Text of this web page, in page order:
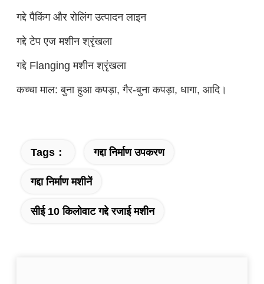
गद्दे पैकिंग और रोलिंग उत्पादन लाइन
गद्दे टेप एज मशीन श्रृंखला
गद्दे Flanging मशीन श्रृंखला
कच्चा माल: बुना हुआ कपड़ा, गैर-बुना कपड़ा, धागा, आदि।
Tags： गद्दा निर्माण उपकरण
गद्दा निर्माण मशीनें
सीई 10 किलोवाट गद्दे रजाई मशीन